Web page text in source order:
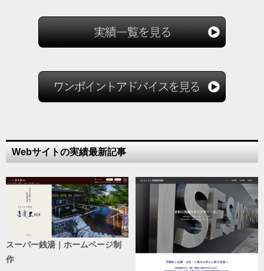
Webサイトの実績最新記事
スーパー銭湯｜ホームページ制
作